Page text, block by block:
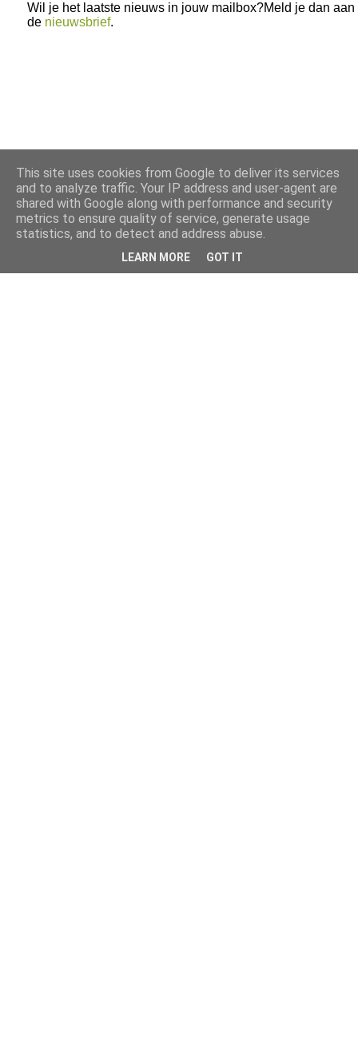
Wil je het laatste nieuws in jouw mailbox?Meld je dan aan
de nieuwsbrief.
This site uses cookies from Google to deliver its services
and to analyze traffic. Your IP address and user-agent are
shared with Google along with performance and security
metrics to ensure quality of service, generate usage
statistics, and to detect and address abuse.
LEARN MORE GOT IT